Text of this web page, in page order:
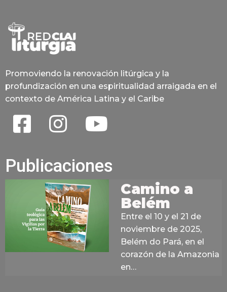
Promoviendo la renovación litúrgica y la
profundización en una espiritualidad arraigada en el
contexto de América Latina y el Caribe
Publicaciones
Camino a
Belém
Entre el 10 y el 21 de
noviembre de 2025,
Belém do Pará, en el
corazón de la Amazonia
en…